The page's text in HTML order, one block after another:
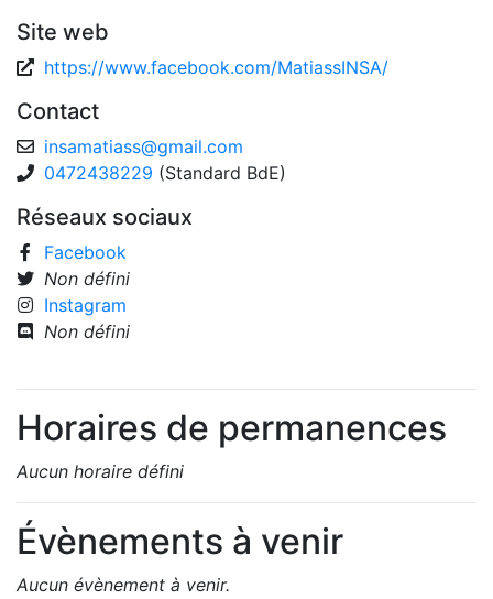
Site web
https://www.facebook.com/MatiassINSA/
Contact
insamatiass@gmail.com
0472438229 (Standard BdE)
Réseaux sociaux
Facebook
Non défini
Instagram
Non défini
Horaires de permanences
Aucun horaire défini
Évènements à venir
Aucun évènement à venir.